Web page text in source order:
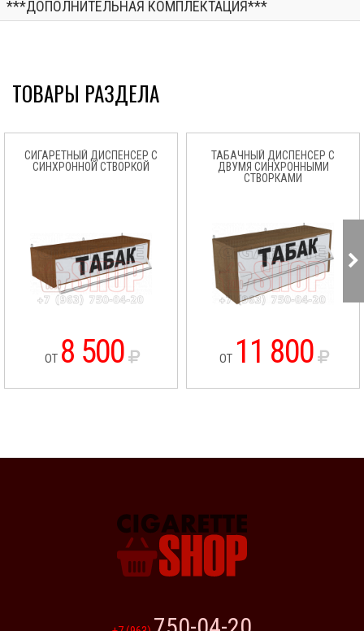
***ДОПОЛНИТЕЛЬНАЯ КОМПЛЕКТАЦИЯ***
ТОВАРЫ РАЗДЕЛА
СИГАРЕТНЫЙ ДИСПЕНСЕР С
СИНХРОННОЙ СТВОРКОЙ
ОТ 8 500
ТАБАЧНЫЙ ДИСПЕНСЕР С
ДВУМЯ СИНХРОННЫМИ
СТВОРКАМИ
ОТ 11 800